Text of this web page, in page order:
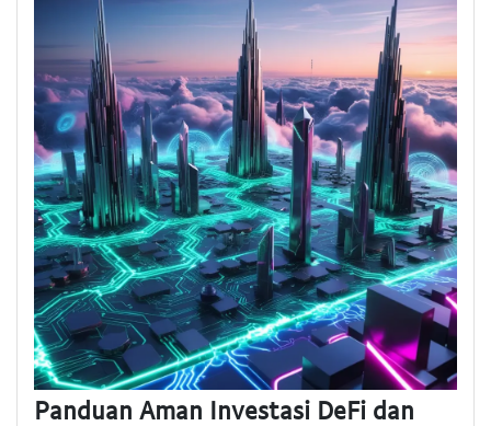
Panduan Aman Investasi DeFi dan